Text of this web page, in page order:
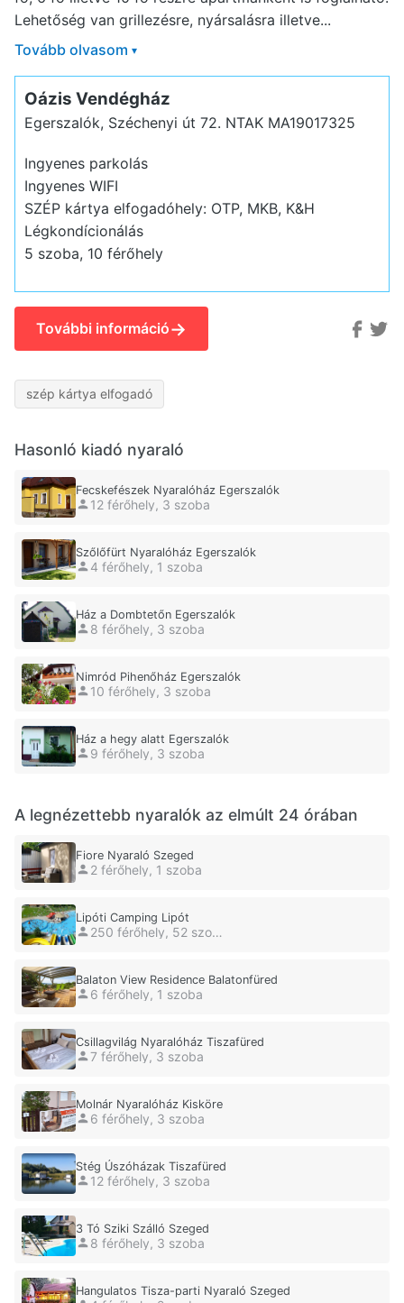
Lehetőség van grillezésre, nyársalásra illetve...
Tovább olvasom ▾
Oázis Vendégház
Egerszalók, Széchenyi út 72. NTAK MA19017325
Ingyenes parkolás
Ingyenes WIFI
SZÉP kártya elfogadóhely: OTP, MKB, K&H
Légkondícionálás
5 szoba, 10 férőhely
További információ→
szép kártya elfogadó
Hasonló kiadó nyaraló
Fecskefészek Nyaralóház Egerszalók
12 férőhely, 3 szoba
Szőlőfürt Nyaralóház Egerszalók
4 férőhely, 1 szoba
Ház a Dombtetőn Egerszalók
8 férőhely, 3 szoba
Nimród Pihenőház Egerszalók
10 férőhely, 3 szoba
Ház a hegy alatt Egerszalók
9 férőhely, 3 szoba
A legnézettebb nyaralók az elmúlt 24 órában
Fiore Nyaraló Szeged
2 férőhely, 1 szoba
Lipóti Camping Lipót
250 férőhely, 52 szoba
Balaton View Residence Balatonfüred
6 férőhely, 1 szoba
Csillagvilág Nyaralóház Tiszafüred
7 férőhely, 3 szoba
Molnár Nyaralóház Kisköre
6 férőhely, 3 szoba
Stég Úszóházak Tiszafüred
12 férőhely, 3 szoba
3 Tó Sziki Szálló Szeged
8 férőhely, 3 szoba
Hangulatos Tisza-parti Nyaraló Szeged